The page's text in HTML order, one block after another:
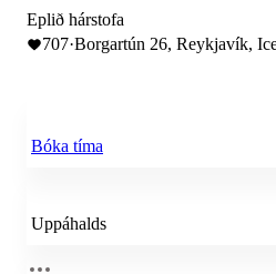
Eplið hárstofa
707·Borgartún 26, Reykjavík,
Bóka tíma
Uppáhalds